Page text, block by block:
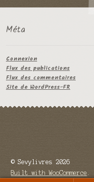
Méta
Connexion
Flux des publications
Flux des commentaires
Site de WordPress-FR
© Sevylivres 2026
Built with WooCommerce